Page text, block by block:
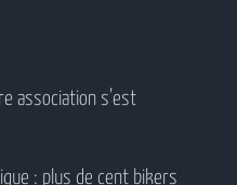
association s’est
: plus de cent bikers